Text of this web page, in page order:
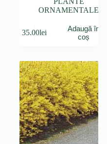
ORNAMENTALE
35.00lei
Adaugă în
coș